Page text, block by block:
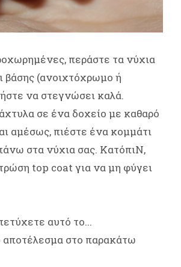
περάστε τα νύχια
βάσης (ανοιχτόχρωμο ή
να στεγνώσει καλά.
σε ένα δοχείο με καθαρό
αμέσως, πιέστε ένα κομμάτι
στα νύχια σας. ΚατόπιΝ,
top coat για να μη φύγει
αυτό το...
στο παρακάτω